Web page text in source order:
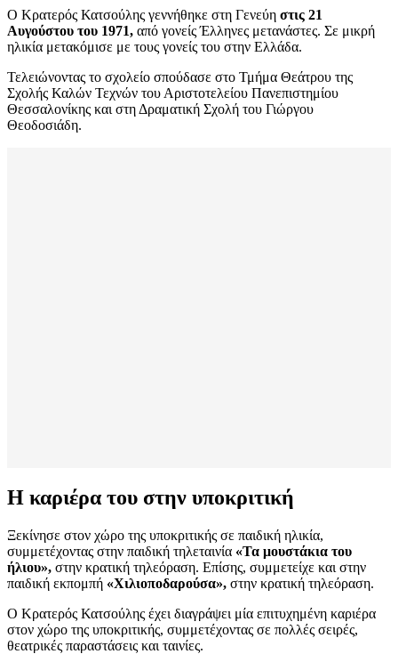
Ο Κρατερός Κατσούλης γεννήθηκε στη Γενεύη στις 21
Αυγούστου του 1971, από γονείς Έλληνες μετανάστες. Σε μικρή
ηλικία μετακόμισε με τους γονείς του στην Ελλάδα.
Τελειώνοντας το σχολείο σπούδασε στο Τμήμα Θεάτρου της
Σχολής Καλών Τεχνών του Αριστοτελείου Πανεπιστημίου
Θεσσαλονίκης και στη Δραματική Σχολή του Γιώργου
Θεοδοσιάδη.
Η καριέρα του στην υποκριτική
Ξεκίνησε στον χώρο της υποκριτικής σε παιδική ηλικία,
συμμετέχοντας στην παιδική τηλεταινία «Τα μουστάκια του
ήλιου», στην κρατική τηλεόραση. Επίσης, συμμετείχε και στην
παιδική εκπομπή «Χιλιοποδαρούσα», στην κρατική τηλεόραση.
Ο Κρατερός Κατσούλης έχει διαγράψει μία επιτυχημένη καριέρα
στον χώρο της υποκριτικής, συμμετέχοντας σε πολλές σειρές,
θεατρικές παραστάσεις και ταινίες.